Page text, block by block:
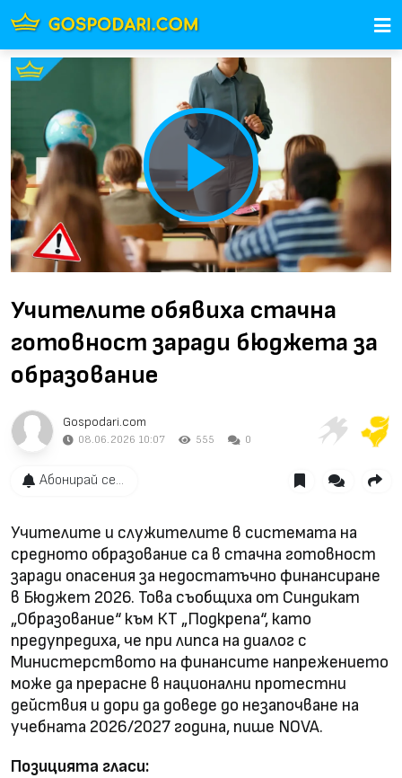
Play
Video
Учителите обявиха стачна
готовност заради бюджета за
образование
Gospodari.com
08.06.2026 10:07 555 0
Абонирай се...
Учителите и служителите в системата на
средното образование са в стачна готовност
заради опасения за недостатъчно финансиране
в Бюджет 2026. Това съобщиха от Синдикат
„Образование“ към КТ „Подкрепа“, като
предупредиха, че при липса на диалог с
Министерството на финансите напрежението
може да прерасне в национални протестни
действия и дори да доведе до незапочване на
учебната 2026/2027 година, пише NOVA.
Позицията гласи: